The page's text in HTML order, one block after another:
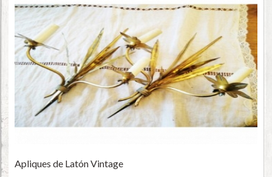
Apliques de Latón Vintage